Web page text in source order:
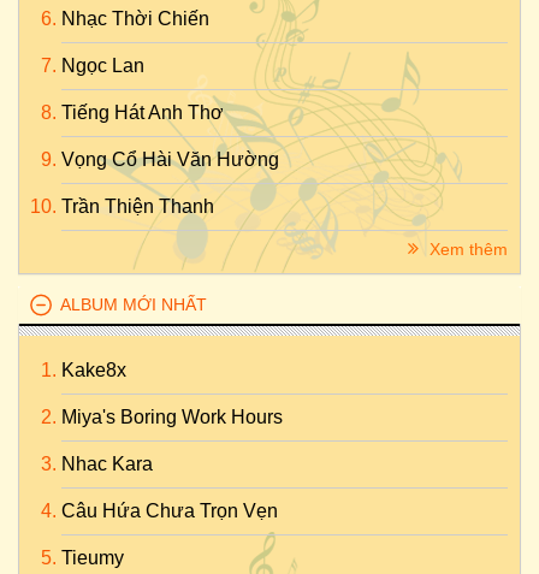
Nhạc Thời Chiến
Ngọc Lan
Tiếng Hát Anh Thơ
Vọng Cổ Hài Văn Hường
Trần Thiện Thanh
Xem thêm
ALBUM MỚI NHẤT
Kake8x
Miya's Boring Work Hours
Nhac Kara
Câu Hứa Chưa Trọn Vẹn
Tieumy